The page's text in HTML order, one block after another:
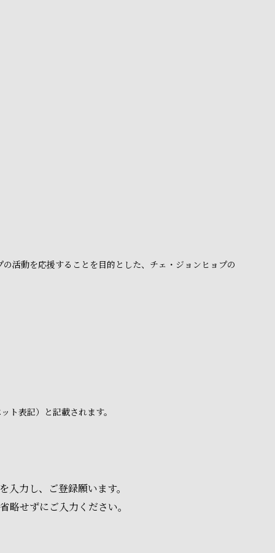
活動を応援することを目的とした、チェ・ジョンヒョプの
ト表記）と記載されます。
力し、ご登録願います。
せずにご入力ください。